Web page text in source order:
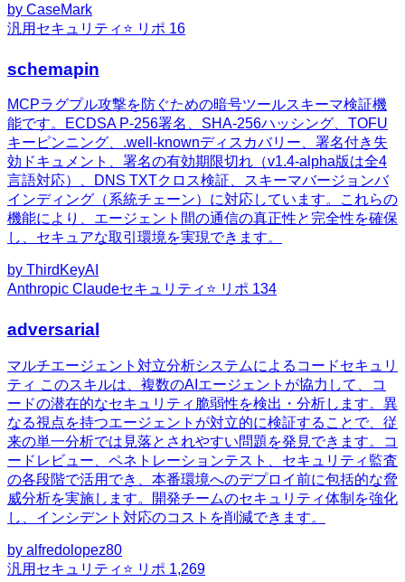
by CaseMark
汎用 セキュリティ ⭐ リポ 16
schemapin
MCPラグプル攻撃を防ぐための暗号ツールスキーマ検証機
能です。ECDSA P-256署名、SHA-256ハッシング、TOFU
キーピンニング、.well-knownディスカバリー、署名付き失
効ドキュメント、署名の有効期限切れ（v1.4-alpha版は全4
言語対応）、DNS TXTクロス検証、スキーマバージョンバ
インディング（系統チェーン）に対応しています。これらの
機能により、エージェント間の通信の真正性と完全性を確保
し、セキュアな取引環境を実現できます。
by ThirdKeyAI
Anthropic Claudeセキュリティ ⭐ リポ 134
adversarial
マルチエージェント対立分析システムによるコードセキュリ
ティ このスキルは、複数のAIエージェントが協力して、コ
ードの潜在的なセキュリティ脆弱性を検出・分析します。異
なる視点を持つエージェントが対立的に検証することで、従
来の単一分析では見落とされやすい問題を発見できます。コ
ードレビュー、ペネトレーションテスト、セキュリティ監査
の各段階で活用でき、本番環境へのデプロイ前に包括的な脅
威分析を実施します。開発チームのセキュリティ体制を強化
し、インシデント対応のコストを削減できます。
by alfredolopez80
汎用 セキュリティ ⭐ リポ 1,269